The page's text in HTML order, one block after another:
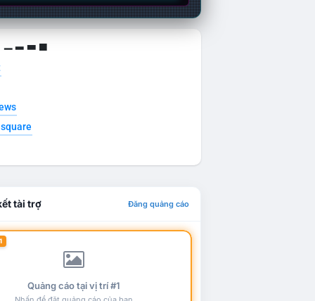
▁ ▂ ▃ ▄
tài trợ Đăng quảng cáo
Quảng cáo tại vị trí #1